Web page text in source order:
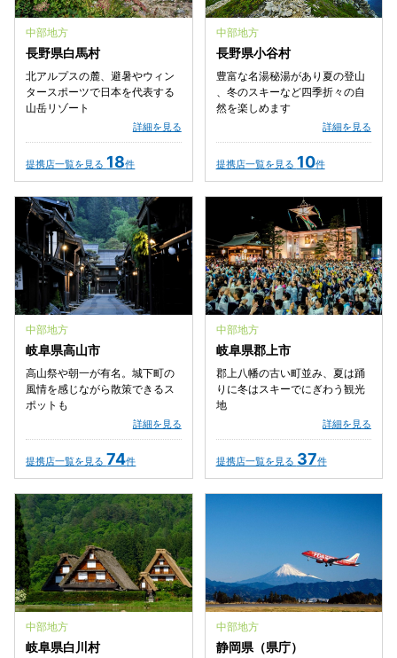
中部地方
長野県白馬村
北アルプスの麓、避暑やウィン
タースポーツで日本を代表する
山岳リゾート
詳細を見る
提携店一覧を見る 18件
中部地方
長野県小谷村
豊富な名湯秘湯があり夏の登山
、冬のスキーなど四季折々の自
然を楽しめます
詳細を見る
提携店一覧を見る 10件
中部地方
岐阜県高山市
高山祭や朝一が有名。城下町の
風情を感じながら散策できるス
ポットも
詳細を見る
提携店一覧を見る 74件
中部地方
岐阜県郡上市
郡上八幡の古い町並み、夏は踊
りに冬はスキーでにぎわう観光
地
詳細を見る
提携店一覧を見る 37件
中部地方
岐阜県白川村
中部地方
静岡県（県庁）